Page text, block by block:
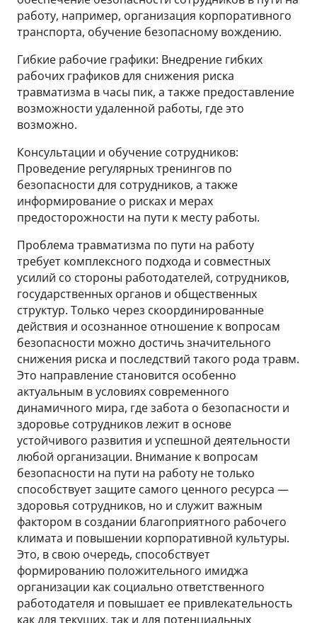
работу, например, организация корпоративного
транспорта, обучение безопасному вождению.
Гибкие рабочие графики: Внедрение гибких
рабочих графиков для снижения риска
травматизма в часы пик, а также предоставление
возможности удаленной работы, где это
возможно.
Консультации и обучение сотрудников:
Проведение регулярных тренингов по
безопасности для сотрудников, а также
информирование о рисках и мерах
предосторожности на пути к месту работы.
Проблема травматизма по пути на работу
требует комплексного подхода и совместных
усилий со стороны работодателей, сотрудников,
государственных органов и общественных
структур. Только через скоординированные
действия и осознанное отношение к вопросам
безопасности можно достичь значительного
снижения риска и последствий такого рода травм.
Это направление становится особенно
актуальным в условиях современного
динамичного мира, где забота о безопасности и
здоровье сотрудников лежит в основе
устойчивого развития и успешной деятельности
любой организации. Внимание к вопросам
безопасности на пути на работу не только
способствует защите самого ценного ресурса —
здоровья сотрудников, но и служит важным
фактором в создании благоприятного рабочего
климата и повышении корпоративной культуры.
Это, в свою очередь, способствует
формированию положительного имиджа
организации как социально ответственного
работодателя и повышает ее привлекательность
как для текущих, так и для потенциальных